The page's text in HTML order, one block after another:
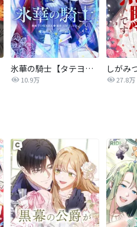
氷華の騎士【タテヨミ】
10.9万 27.8万